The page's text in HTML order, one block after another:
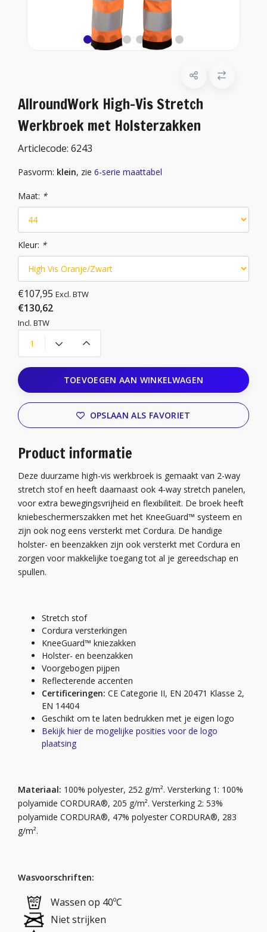
AllroundWork High-Vis Stretch
Werkbroek met Holsterzakken
Articlecode: 6243
Pasvorm: klein, zie 6-serie maattabel
Maat: *
Kleur: *
€107,95 Excl. BTW
€130,62
Incl. BTW
TOEVOEGEN AAN WINKELWAGEN
OPSLAAN ALS FAVORIET
Product informatie
Deze duurzame high-vis werkbroek is gemaakt van 2-way
stretch stof en heeft daarnaast ook 4-way stretch panelen,
voor extra bewegingsvrijheid en flexibiliteit. De broek heeft
kniebeschermerszakken met het KneeGuard™ systeem en
zijn ook nog eens versterkt met Cordura. De handige
holster- en beenzakken zijn ook versterkt met Cordura en
zorgen voor makkelijke toegang tot al je gereedschap en
spullen.
Stretch stof
Cordura versterkingen
KneeGuard™ kniezakken
Holster- en beenzakken
Voorgebogen pijpen
Reflecterende accenten
Certificeringen: CE Categorie II, EN 20471 Klasse 2,
EN 14404
Geschikt om te laten bedrukken met je eigen logo
Bekijk hier de mogelijke posities voor de logo
plaatsing
Materiaal: 100% polyester, 252 g/m². Versterking 1: 100%
polyamide CORDURA®, 205 g/m². Versterking 2: 53%
polyamide CORDURA®, 47% polyester CORDURA®, 283
g/m².
Wasvoorschriften:
Wassen op 40ºC
Niet strijken